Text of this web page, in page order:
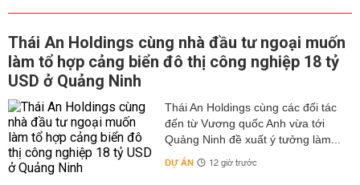
Thái An Holdings cùng nhà đầu tư ngoại muốn
làm tổ hợp cảng biển đô thị công nghiệp 18 tỷ
USD ở Quảng Ninh
Thái An Holdings cùng các đối tác
đến từ Vương quốc Anh vừa tới
Quảng Ninh đề xuất ý tưởng làm...
DỰ ÁN 12 giờ trước